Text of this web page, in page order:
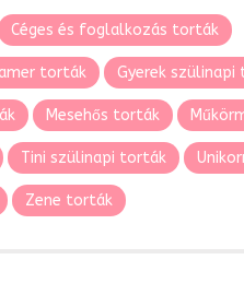
Céges és foglalkozás torták
torták Gyerek
Mesehős torták
Tini szülinapi torták
Zene torták